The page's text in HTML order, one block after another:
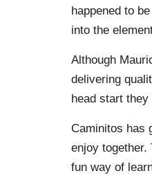
happened to
into the
Although
delivering
head start
Caminitos has
enjoy
fun way of